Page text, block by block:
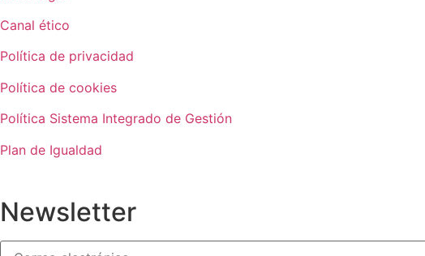
Canal ético
Política de privacidad
Política de cookies
Política Sistema Integrado de Gestión
Plan de Igualdad
Newsletter